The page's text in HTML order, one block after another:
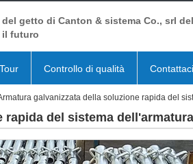
getto di Canton & sistema Co., srl
il futuro
Controllo di qualità Contattaci
galvanizzata della soluzione rapida del
del sistema